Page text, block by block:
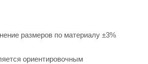
размеров по материалу ±3%
ориентировочным